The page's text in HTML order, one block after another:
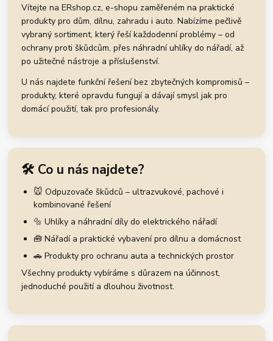
Vítejte na ERshop.cz, e-shopu zaměřeném na praktické
produkty pro dům, dílnu, zahradu i auto. Nabízíme pečlivě
vybraný sortiment, který řeší každodenní problémy – od
ochrany proti škůdcům, přes náhradní uhlíky do nářadí, až
po užitečné nástroje a příslušenství.
U nás najdete funkční řešení bez zbytečných kompromisů –
produkty, které opravdu fungují a dávají smysl jak pro
domácí použití, tak pro profesionály.
🛠️ Co u nás najdete?
🐭 Odpuzovače škůdců – ultrazvukové, pachové i
kombinované řešení
🔩 Uhlíky a náhradní díly do elektrického nářadí
🧰 Nářadí a praktické vybavení pro dílnu a domácnost
🚗 Produkty pro ochranu auta a technických prostor
Všechny produkty vybíráme s důrazem na účinnost,
jednoduché použití a dlouhou životnost.